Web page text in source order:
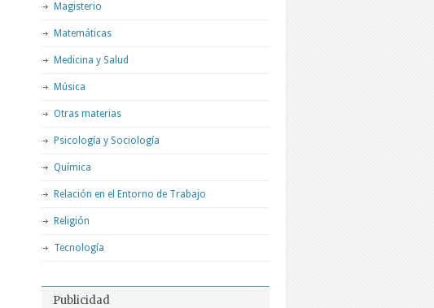
Magisterio
Matemáticas
Medicina y Salud
Música
Otras materias
Psicología y Sociología
Química
Relación en el Entorno de Trabajo
Religión
Tecnología
Publicidad